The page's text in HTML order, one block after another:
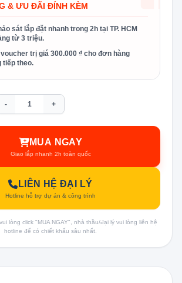
& ƯU ĐÃI ĐÍNH KÈM
sát lắp đặt nhanh trong 2h tại TP. HCM
từ 3 triệu.
trị giá 300.000 ₫ cho đơn hàng
tiếp theo.
- +
MUA NGAY
Giao lắp nhanh 2h toàn quốc
LIÊN HỆ ĐẠI LÝ
Hotline hỗ trợ dự án & công trình
lòng click "MUA NGAY", nhà thầu/đại lý vui lòng liên hệ
hotline để có chiết khấu sâu nhất.